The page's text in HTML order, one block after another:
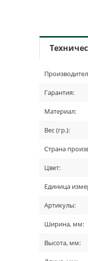
Гарантия:
Материал:
Вес (гр.):
Страна
Цвет:
Единица
Артикулы:
Ширина, мм:
Высота, мм: